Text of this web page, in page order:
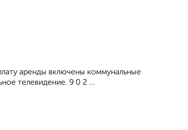
аренды включены коммунальные
телевидение. 9 0 2 ...